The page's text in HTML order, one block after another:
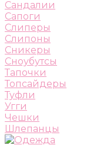
Сандалии
Сапоги
Слиперы
Слипоны
Сникеры
Сноубутсы
Тапочки
Топсайдеры
Туфли
Угги
Чешки
Шлепанцы